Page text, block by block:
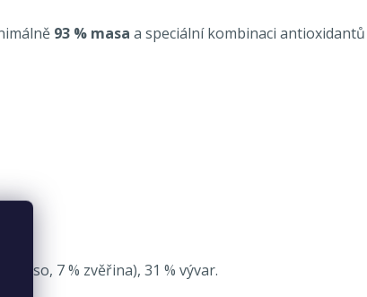
93 % masa a speciální kombinaci
7 % zvěřina), 31 % vývar.